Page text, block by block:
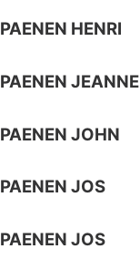
PAENEN HENRI
PAENEN JEANNE
PAENEN JOHN
PAENEN JOS
PAENEN JOS